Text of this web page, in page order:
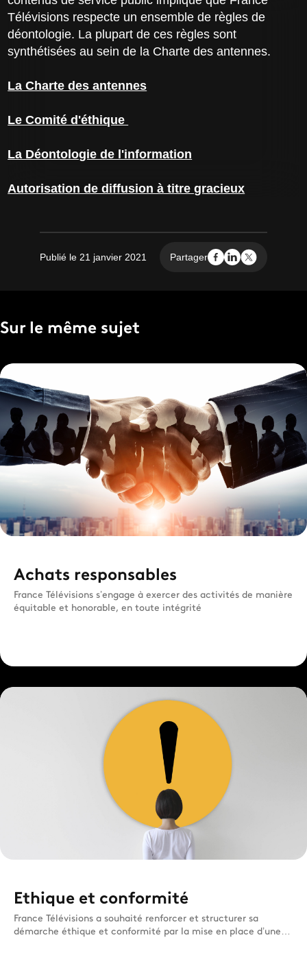
Télévisions respecte un ensemble de règles de
déontologie. La plupart de ces règles sont
synthétisées au sein de la Charte des antennes.
La Charte des antennes
Le Comité d'éthique
La Déontologie de l'information
Autorisation de diffusion à titre gracieux
Publié le 21 janvier 2021 Partager
Sur le même sujet
Achats responsables
France Télévisions s’engage à exercer des activités de manière
équitable et honorable, en toute intégrité
Ethique et conformité
France Télévisions a souhaité renforcer et structurer sa
démarche éthique et conformité par la mise en place d’une